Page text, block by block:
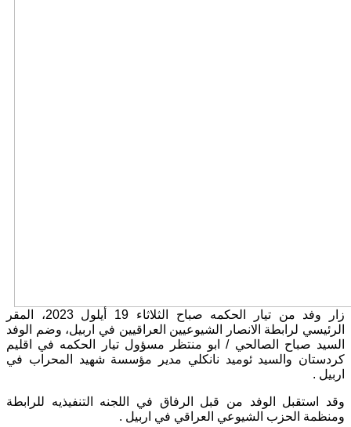
زار وفد من تيار الحكمه صباح الثلاثاء أيلول 2023
، المقر
الرئيسي لرابطة الانصار الشيوعيين العراقيين في اربيل، وضم الوفد
السيد صباح الصالحي /
ابو منتظر مسؤول تيار الحكمه في اقليم
كردستان والسيد ئوميد نانكلي مدير مؤسسة شهيد المحراب في
اربيل .
وقد استقبل الوفد من قبل الرفاق في اللجنه التنفيذيه للرابطة
ومنظمة الحزب الشيوعي العراقي في اربيل .